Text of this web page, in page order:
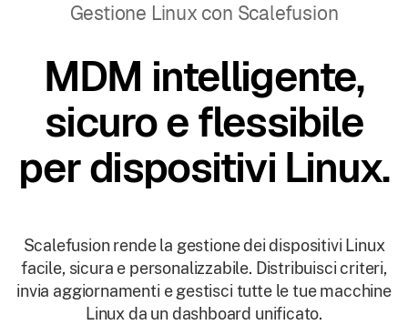
Gestione Linux con Scalefusion
MDM intelligente,
sicuro e flessibile
per dispositivi Linux.
Scalefusion rende la gestione dei dispositivi Linux
facile, sicura e personalizzabile. Distribuisci criteri,
invia aggiornamenti e gestisci tutte le tue macchine
Linux da un dashboard unificato.